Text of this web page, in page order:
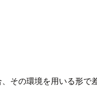
の環境を用いる形